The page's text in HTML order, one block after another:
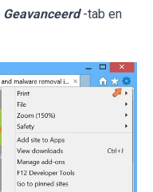
Geavanceerd -tab en